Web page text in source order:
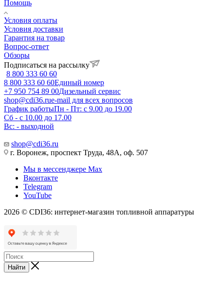
Помощь
Условия оплаты
Условия доставки
Гарантия на товар
Вопрос-ответ
Обзоры
Подписаться на рассылку
8 800 333 60 60
8 800 333 60 60Единый номер
+7 950 754 89 00Дизельный сервис
shop@cdi36.rue-mail для всех вопросов
График работыПн - Пт: с 9.00 до 19.00
Сб - с 10.00 до 17.00
Вс: - выходной
shop@cdi36.ru
г. Воронеж, проспект Труда, 48А, оф. 507
Мы в мессенджере Max
Вконтакте
Telegram
YouTube
2026 © CDI36: интернет-магазин топливной аппаратуры
Найти